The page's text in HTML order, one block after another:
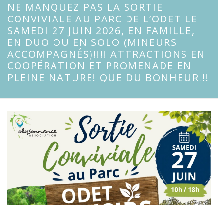
NE MANQUEZ PAS LA SORTIE
CONVIVIALE AU PARC DE L’ODET LE
SAMEDI 27 JUIN 2026, EN FAMILLE,
EN DUO OU EN SOLO (MINEURS
ACCOMPAGNÉS)!!!! ATTRACTIONS EN
COOPÉRATION ET PROMENADE EN
PLEINE NATURE! QUE DU BONHEUR!!!